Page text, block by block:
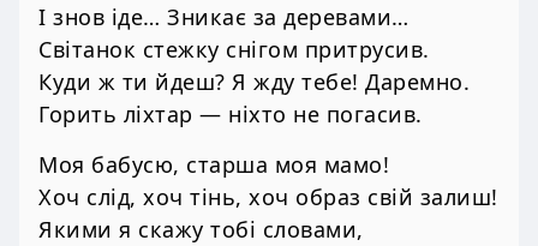
І знов іде… Зникає за деревами…
Світанок стежку снігом притрусив.
Куди ж ти йдеш? Я жду тебе! Даремно.
Горить ліхтар — ніхто не погасив.
Моя бабусю, старша моя мамо!
Хоч слід, хоч тінь, хоч образ свій залиш!
Якими я скажу тобі словами,